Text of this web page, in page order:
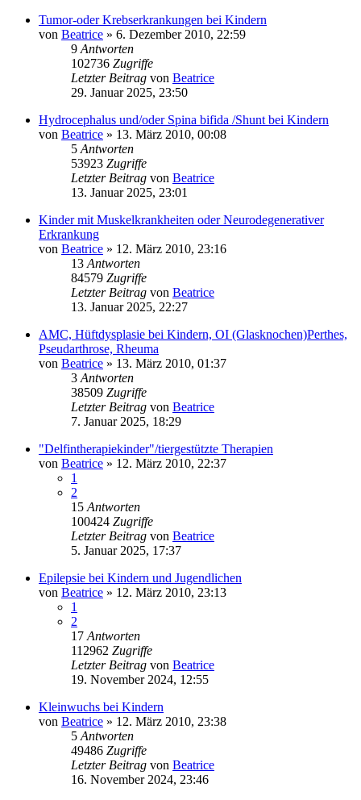
Tumor-oder Krebserkrankungen bei Kindern
von Beatrice » 6. Dezember 2010, 22:59
9 Antworten
102736 Zugriffe
Letzter Beitrag von Beatrice
29. Januar 2025, 23:50
Hydrocephalus und/oder Spina bifida /Shunt bei Kindern
von Beatrice » 13. März 2010, 00:08
5 Antworten
53923 Zugriffe
Letzter Beitrag von Beatrice
13. Januar 2025, 23:01
Kinder mit Muskelkrankheiten oder Neurodegenerativer
Erkrankung
von Beatrice » 12. März 2010, 23:16
13 Antworten
84579 Zugriffe
Letzter Beitrag von Beatrice
13. Januar 2025, 22:27
AMC, Hüftdysplasie bei Kindern, OI (Glasknochen)Perthes,
Pseudarthrose, Rheuma
von Beatrice » 13. März 2010, 01:37
3 Antworten
38509 Zugriffe
Letzter Beitrag von Beatrice
7. Januar 2025, 18:29
"Delfintherapiekinder"/tiergestützte Therapien
von Beatrice » 12. März 2010, 22:37
1
2
15 Antworten
100424 Zugriffe
Letzter Beitrag von Beatrice
5. Januar 2025, 17:37
Epilepsie bei Kindern und Jugendlichen
von Beatrice » 12. März 2010, 23:13
1
2
17 Antworten
112962 Zugriffe
Letzter Beitrag von Beatrice
19. November 2024, 12:55
Kleinwuchs bei Kindern
von Beatrice » 12. März 2010, 23:38
5 Antworten
49486 Zugriffe
Letzter Beitrag von Beatrice
16. November 2024, 23:46